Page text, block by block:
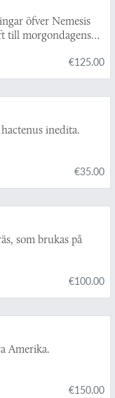
öfver Nemesis
till morgondagens
sjutiiondesjunde. Af
Fries.
€125.00
inedita.
€35.00
som brukas på
€100.00
Amerika.
€150.00